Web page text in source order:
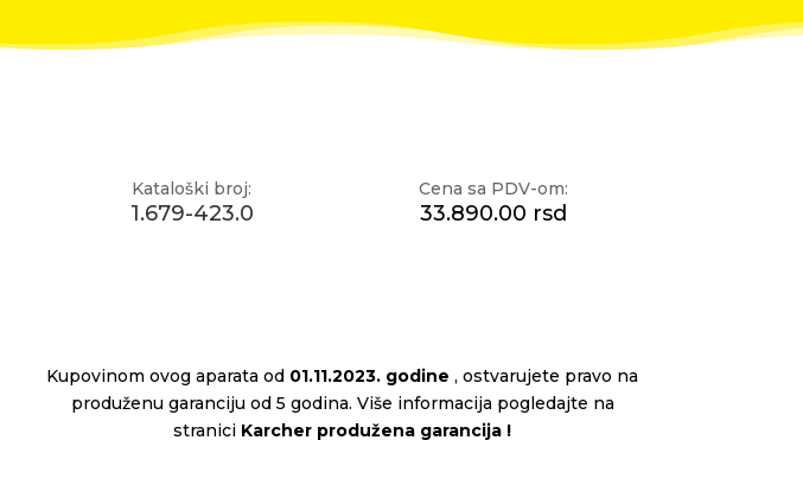
Kataloški broj:
1.679-423.0
Cena sa PDV-om:
33.890.00 rsd
Kupovinom ovog aparata od 01.11.2023. godine , ostvarujete pravo na
produženu garanciju od 5 godina. Više informacija pogledajte na
stranici Karcher produžena garancija !